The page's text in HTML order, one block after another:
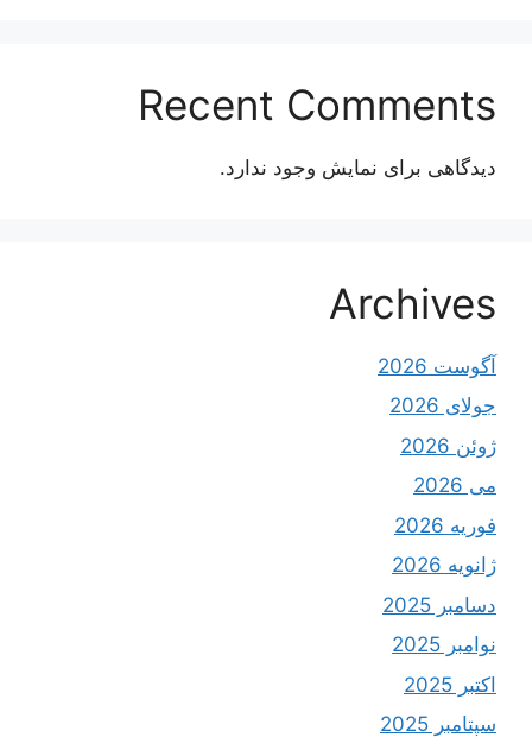
Recent Comments
دیدگاهی برای نمایش وجود ندارد.
Archives
آگوست 2026
جولای 2026
ژوئن 2026
می 2026
فوریه 2026
ژانویه 2026
دسامبر 2025
نوامبر 2025
اکتبر 2025
سپتامبر 2025